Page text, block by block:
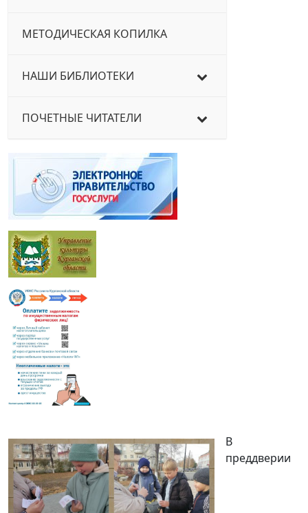
МЕТОДИЧЕСКАЯ КОПИЛКА
НАШИ БИБЛИОТЕКИ
ПОЧЕТНЫЕ ЧИТАТЕЛИ
В
преддверии